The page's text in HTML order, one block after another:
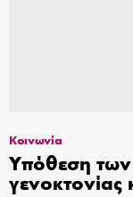
Κοινωνία
Yπόθεση